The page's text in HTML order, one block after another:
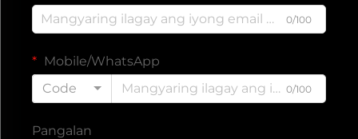
0/100
Mobile/WhatsApp
Code
0/100
Pangalan